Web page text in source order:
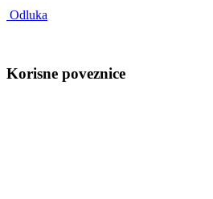
Odluka
Korisne poveznice